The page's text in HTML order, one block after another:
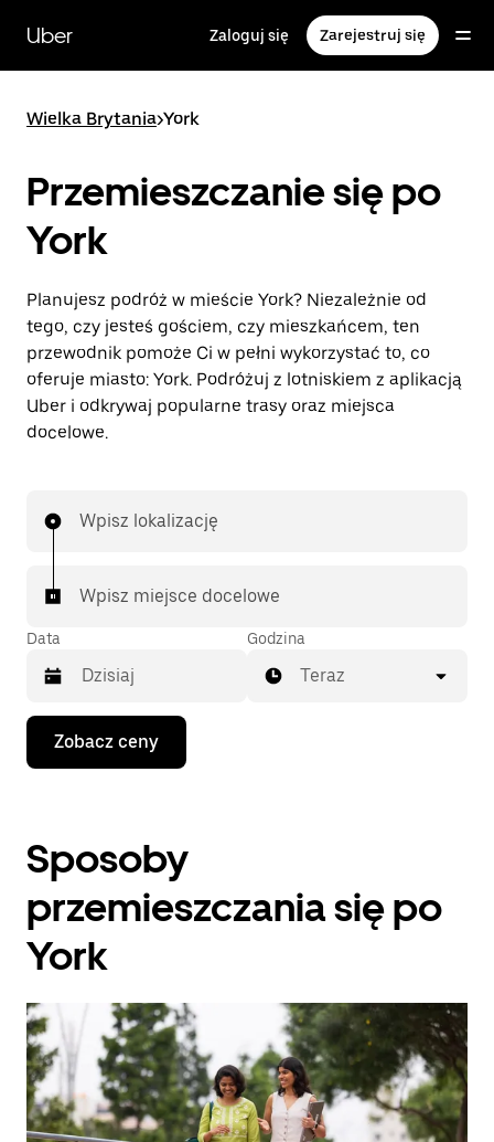
głównej
zawartości
Uber Zaloguj się Zarejestruj się
Wielka Brytania>York
Przemieszczanie się po
York
Planujesz podróż w mieście York? Niezależnie od
tego, czy jesteś gościem, czy mieszkańcem, ten
przewodnik pomoże Ci w pełni wykorzystać to, co
oferuje miasto: York. Podróżuj z lotniskiem z aplikacją
Uber i odkrywaj popularne trasy oraz miejsca
docelowe.
Wpisz lokalizację
Wpisz miejsce docelowe
Data
Naciśnij
klawisz
strzałki
do
kalendarza
datę.
Naciśnij
klawisz
„Escape”,
zamknąć
kalendarz.
Godzina
Teraz
Zobacz ceny
Sposoby
przemieszczania się po
York